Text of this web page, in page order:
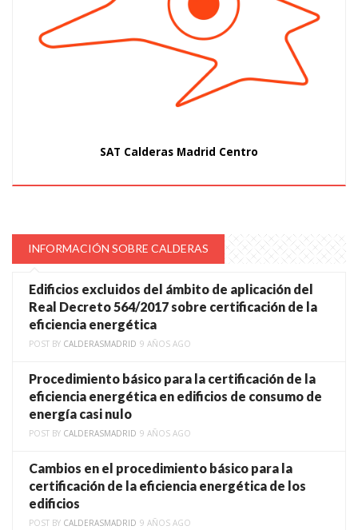
SAT Calderas Madrid Centro
INFORMACIÓN SOBRE CALDERAS
Edificios excluidos del ámbito de aplicación del
Real Decreto 564/2017 sobre certificación de la
eficiencia energética
POST BY CALDERASMADRID 9 AÑOS AGO
Procedimiento básico para la certificación de la
eficiencia energética en edificios de consumo de
energía casi nulo
POST BY CALDERASMADRID 9 AÑOS AGO
Cambios en el procedimiento básico para la
certificación de la eficiencia energética de los
edificios
POST BY CALDERASMADRID 9 AÑOS AGO